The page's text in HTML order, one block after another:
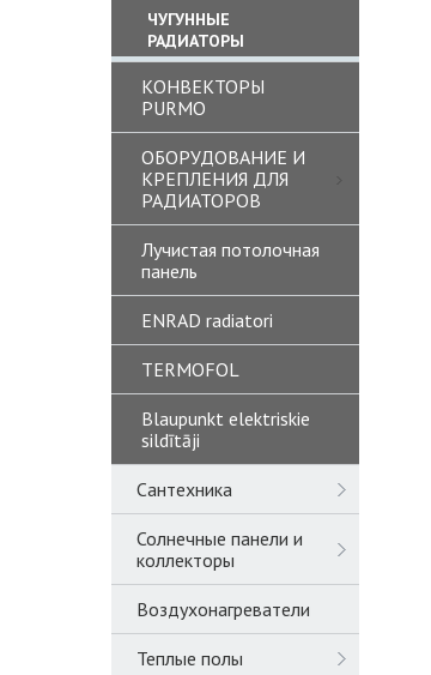
ЧУГУННЫЕ
РАДИАТОРЫ
КОНВЕКТОРЫ
PURMO
ОБОРУДОВАНИЕ И
КРЕПЛЕНИЯ ДЛЯ
РАДИАТОРОВ
Лучистая потолочная
панель
ENRAD radiatori
TERMOFOL
Blaupunkt elektriskie
sildītāji
Сантехника
Солнечные панели и
коллекторы
Воздухонагреватели
Теплые полы